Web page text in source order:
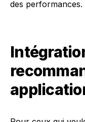
des performances.